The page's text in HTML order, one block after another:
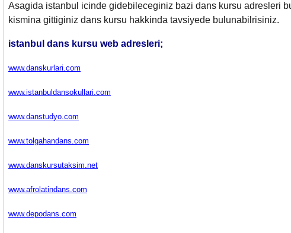
Asagida istanbul icinde gidebileceginiz bazi dans kursu adresleri
kismina gittiginiz dans kursu hakkinda tavsiyede bulunabilrisiniz.
istanbul dans kursu web adresleri;
www.danskurlari.com
www.istanbuldansokullari.com
www.danstudyo.com
www.tolgahandans.com
www.danskursutaksim.net
www.afrolatindans.com
www.depodans.com